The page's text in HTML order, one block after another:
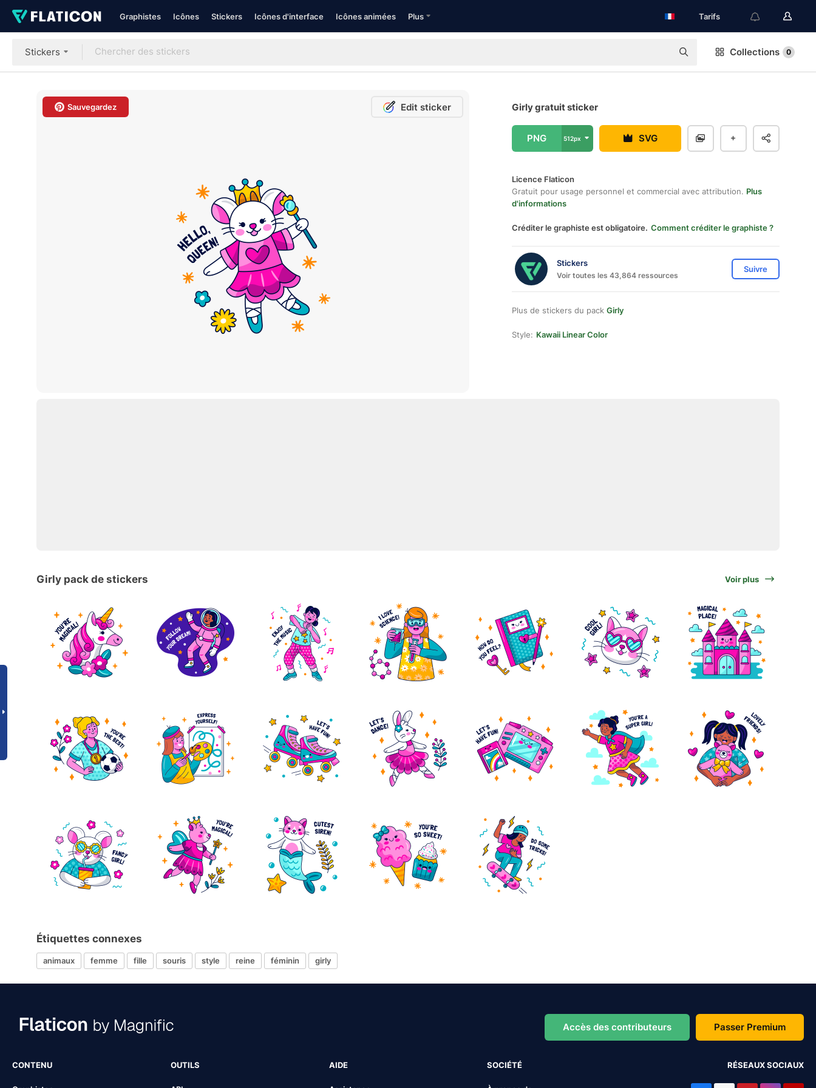
Graphistes Icônes Stickers Icônes d'interface Icônes animées Plus Tarifs
Stickers Collections 0
Sauvegardez Edit sticker Girly gratuit sticker
PNG 512px SVG
Licence Flaticon
Gratuit pour usage personnel et commercial avec attribution. Plus
d'informations
Créditer le graphiste est obligatoire. Comment créditer le graphiste ?
Stickers
Voir toutes les 43,864 ressources
Suivre
Plus de stickers du pack Girly
Style: Kawaii Linear Color
Girly pack de stickers Voir plus
Étiquettes connexes
animaux femme fille souris style reine féminin girly
Accès des contributeurs Passer Premium
CONTENU OUTILS AIDE SOCIÉTÉ RÉSEAUX SOCIAUX